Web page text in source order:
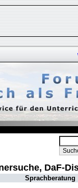
DaF-
Sprachberatung